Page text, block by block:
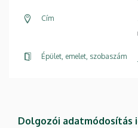
Cím
Épület, emelet, szobaszám
Dolgozói adatmódosítás